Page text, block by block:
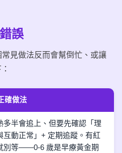
誤
見做法反而會幫倒忙、或讓
確做法
多半會追上、但要先確認「理
互動正常」+ 定期追蹤。有紅
別等——0-6 歲是早療黃金期